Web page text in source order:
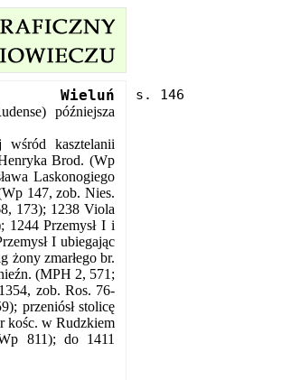
Wieluń
późniejsza
kasztelanii
Brod. (Wp
Laskonogiego
147, zob. Nies.
173); 1238 Viola
1244 Przemysł I i
I ubiegając
żony zmarłego br.
(MPH 2, 571;
zob. Ros. 76-
przeniósł stolicę
kośc. w Rudzkiem
811); do 1411